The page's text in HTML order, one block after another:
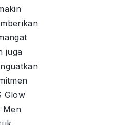
juga
Glow
Men